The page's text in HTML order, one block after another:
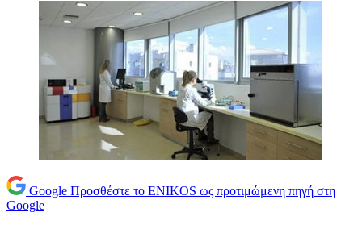
Google Προσθέστε το ENIKOS ως προτιμώμενη πηγή στη
Google